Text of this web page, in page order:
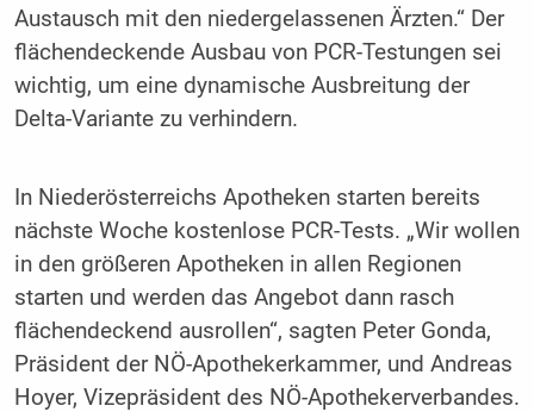
Austausch mit den niedergelassenen Ärzten.“ Der
flächendeckende Ausbau von PCR-Testungen sei
wichtig, um eine dynamische Ausbreitung der
Delta-Variante zu verhindern.
In Niederösterreichs Apotheken starten bereits
nächste Woche kostenlose PCR-Tests. „Wir wollen
in den größeren Apotheken in allen Regionen
starten und werden das Angebot dann rasch
flächendeckend ausrollen“, sagten Peter Gonda,
Präsident der NÖ-Apothekerkammer, und Andreas
Hoyer, Vizepräsident des NÖ-Apothekerverbandes.